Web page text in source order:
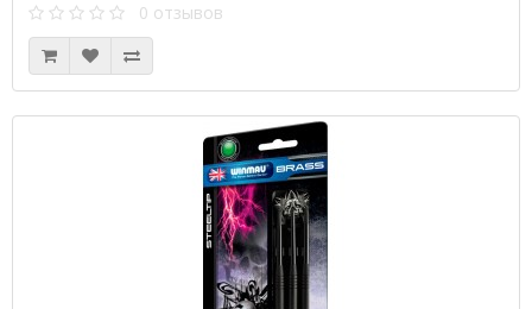
0 отзывов